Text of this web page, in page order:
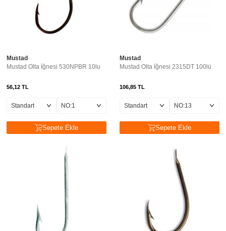
Mustad
Mustad Olta İğnesi 530NPBR 10lu
56,12 TL
Sepete Ekle
Mustad
Mustad Olta İğnesi 2315DT 100lü
106,85 TL
Sepete Ekle